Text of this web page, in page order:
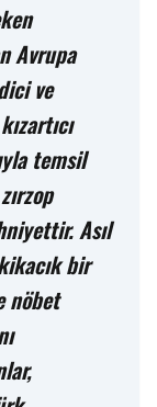
Avrupa
ve
temsil
Asıl
bir
nöbet